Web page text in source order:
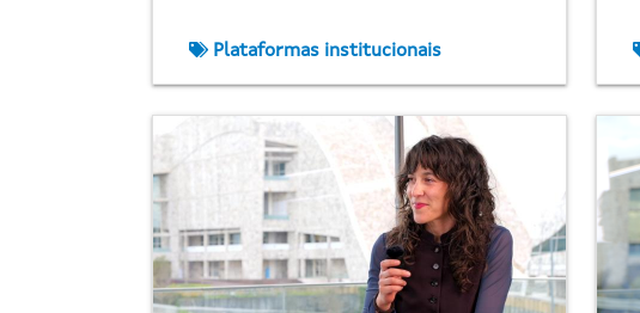
Plataformas institucionais